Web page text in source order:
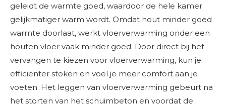
geleidt de warmte goed, waardoor de hele kamer
gelijkmatiger warm wordt. Omdat hout minder goed
warmte doorlaat, werkt vloerverwarming onder een
houten vloer vaak minder goed. Door direct bij het
vervangen te kiezen voor vloerverwarming, kun je
efficiënter stoken en voel je meer comfort aan je
voeten. Het leggen van vloerverwarming gebeurt na
het storten van het schuimbeton en voordat de